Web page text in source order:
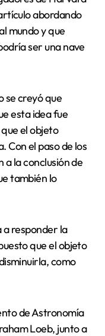
abordando
mundo y que
ser una nave
se creyó que
esta idea fue
el objeto
Con el paso de los
a la conclusión de
también lo
a responder la
que el objeto
como
de Astronomía
Loeb, junto a